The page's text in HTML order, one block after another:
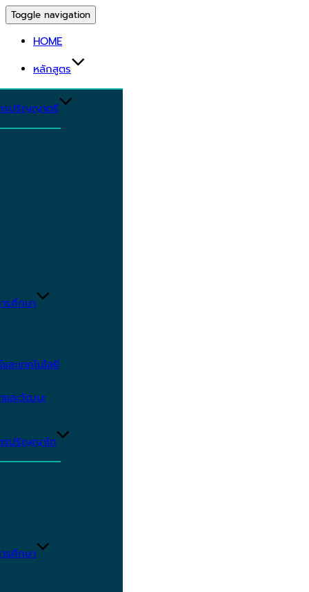
Toggle navigation
HOME
หลักสูตร
รปริญญาตรี
รศึกษา
ะเทคโนโลยี
และวัฒนะ
รปริญญาโท
รศึกษา